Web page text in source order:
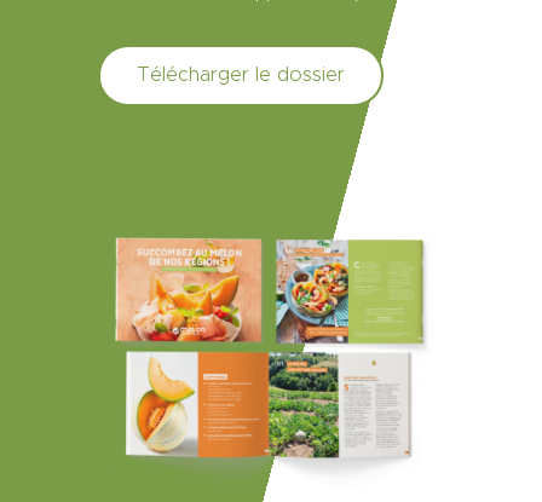
Télécharger le dossier